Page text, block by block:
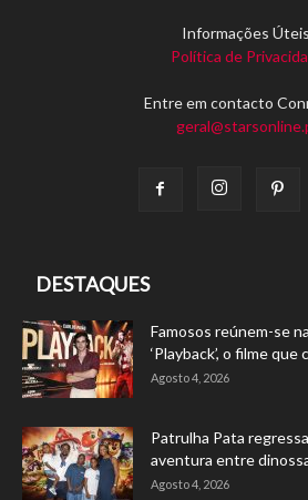
Informações
Política de
Entre em contacto
DESTAQUES
Famosos reúnem-se
‘Playback’, o filme que
Agosto 4, 2026
Patrulha Pata
aventura entre
Agosto 4, 2026